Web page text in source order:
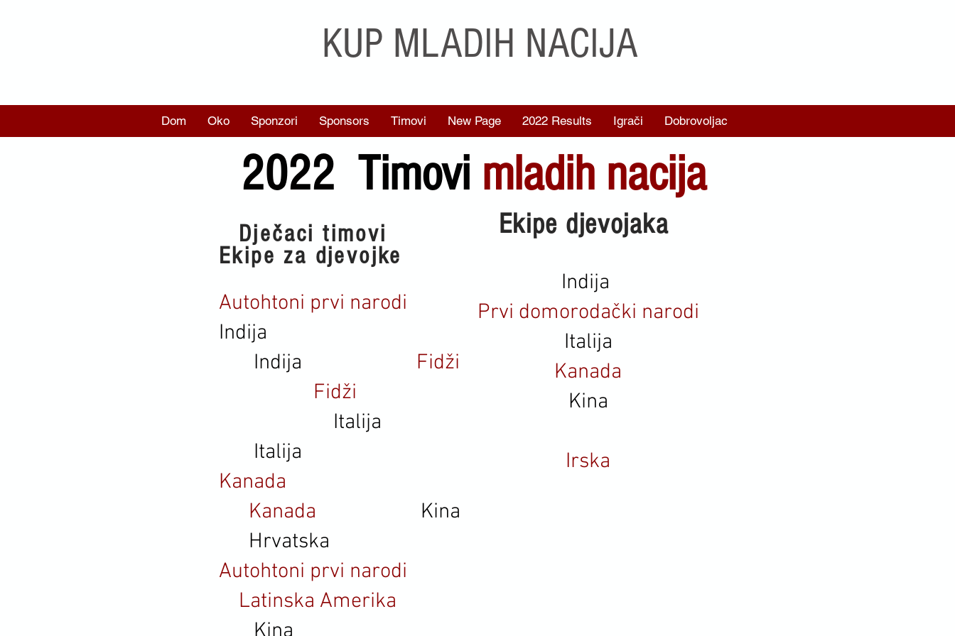
KUP MLADIH NACIJA
2022 Timovi mladih nacija
Dječaci timovi
Ekipe za djevojke
Autohtoni prvi narodi
Indija
Indija
Fidži
Fidži
Italija
Italija
Kanada
Kanada
Kina
Hrvatska
Autohtoni prvi narodi
Latinska Amerika
Ekipe djevojaka
Indija
Prvi domorodački narodi
Italija
Kanada
Kina
Irska
Dom Oko Sponzori Sponsors Timovi New Page 2022 Results Igrači Dobrovoljac